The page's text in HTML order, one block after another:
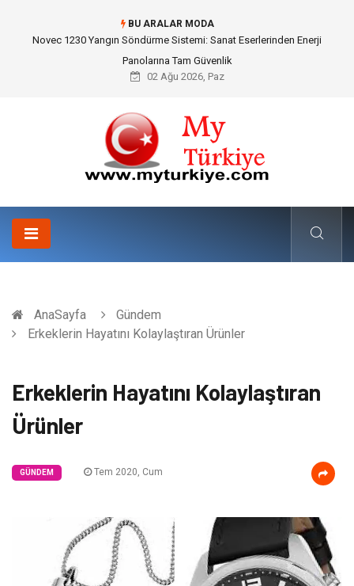
BU ARALAR MODA
Novec 1230 Yangın Söndürme Sistemi: Sanat Eserlerinden Enerji
Panolarına Tam Güvenlik
02 Ağu 2026, Paz
AnaSayfa
Gündem
Erkeklerin Hayatını Kolaylaştıran Ürünler
Erkeklerin Hayatını Kolaylaştıran
Ürünler
GÜNDEM Tem 2020, Cum